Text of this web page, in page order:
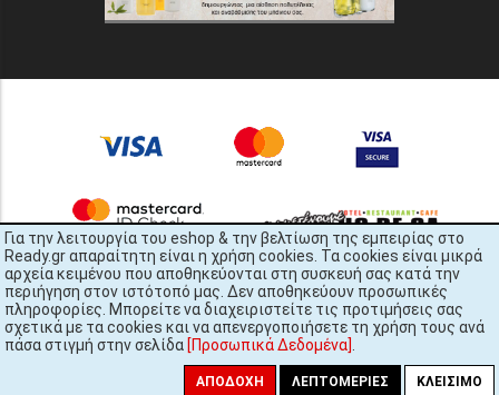
Για την λειτουργία του eshop & την βελτίωση της εμπειρίας στο
Ready.gr απαραίτητη είναι η χρήση cookies. Τα cookies είναι μικρά
αρχεία κειμένου που αποθηκεύονται στη συσκευή σας κατά την
περιήγηση στον ιστότοπό μας. Δεν αποθηκεύουν προσωπικές
πληροφορίες. Μπορείτε να διαχειριστείτε τις προτιμήσεις σας
σχετικά με τα cookies και να απενεργοποιήσετε τη χρήση τους ανά
πάσα στιγμή στην σελίδα [Προσωπικά Δεδομένα]
ΑΠΟΔΟΧΉ ΛΕΠΤΟΜΈΡΙΕΣ ΚΛΕΊΣΙΜΟ
READY.gr © 2022 | All Rights Reserved
448x3601